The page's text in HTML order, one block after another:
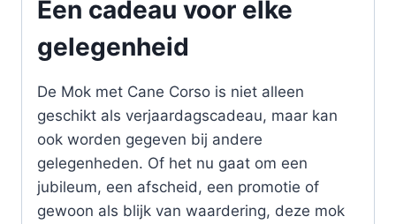
Een cadeau voor elke
gelegenheid
De Mok met Cane Corso is niet alleen
geschikt als verjaardagscadeau, maar kan
ook worden gegeven bij andere
gelegenheden. Of het nu gaat om een
jubileum, een afscheid, een promotie of
gewoon als blijk van waardering, deze mok